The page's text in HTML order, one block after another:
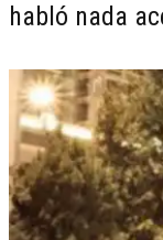
habló nada